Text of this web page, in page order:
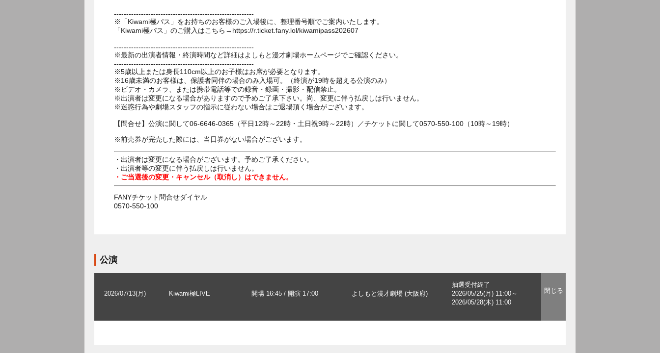
---------------------------------------------------------
※「Kiwami極パス」をお持ちのお客様のご入場後に、整理番号順でご案内いたします。
「Kiwami極パス」のご購入はこちら→https://r.ticket.fany.lol/kiwamipass202607
---------------------------------------------------------
※最新の出演者情報・終演時間など詳細はよしもと漫才劇場ホームページでご確認ください。
---------------------------------------------------------
※5歳以上または身長110cm以上のお子様はお席が必要となります。
※16歳未満のお客様は、保護者同伴の場合のみ入場可。（終演が19時を超える公演のみ）
※ビデオ・カメラ、または携帯電話等での録音・録画・撮影・配信禁止。
※出演者は変更になる場合がありますので予めご了承下さい。尚、変更に伴う払戻しは行いません。
※迷惑行為や劇場スタッフの指示に従わない場合はご退場頂く場合がございます。
【問合せ】公演に関して06-6646-0365（平日12時～22時・土日祝9時～22時）／チケットに関して0570-550-100（10時～19時）
※前売券が完売した際には、当日券がない場合がございます。
・出演者は変更になる場合がございます。予めご了承ください。
・出演者等の変更に伴う払戻しは行いません。
・ご当選後の変更・キャンセル（取消し）はできません。
FANYチケット問合せダイヤル
0570-550-100
公演
2026/07/13(月) Kiwami極LIVE 開場 16:45 / 開演 17:00 よしもと漫才劇場 (大阪府)
抽選受付終了
2026/05/25(月) 11:00～
2026/05/28(木) 11:00